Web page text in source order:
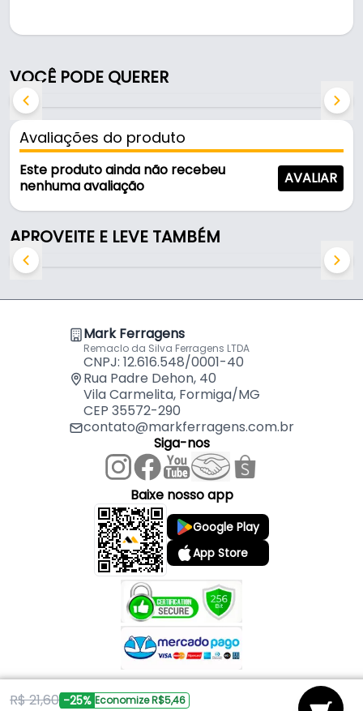
R$ 21,60 -25% Economize R$5,46
Fabricada em Inox, é resistente e durável no uso
diário.
Características:
- Marca: Soprano
- Modelo: Steel - Larga
- Material:Tintura Epóxi
- Largura: 45 mm
- Peso suportado o par: 45kg
VOCÊ PODE QUERER
Avaliações do produto
Este produto ainda não recebeu
nenhuma avaliação
AVALIAR
APROVEITE E LEVE TAMBÉM
Mark Ferragens
Remaclo da Silva Ferragens LTDA
CNPJ: 12.616.548/0001-40
Rua Padre Dehon, 40
Vila Carmelita, Formiga/MG
CEP 35572-290
contato@markferragens.com.br
Siga-nos
Baixe nosso app
Google Play
App Store
Copyright © 2026 Mark Ferragens. Todos os direitos reservados.